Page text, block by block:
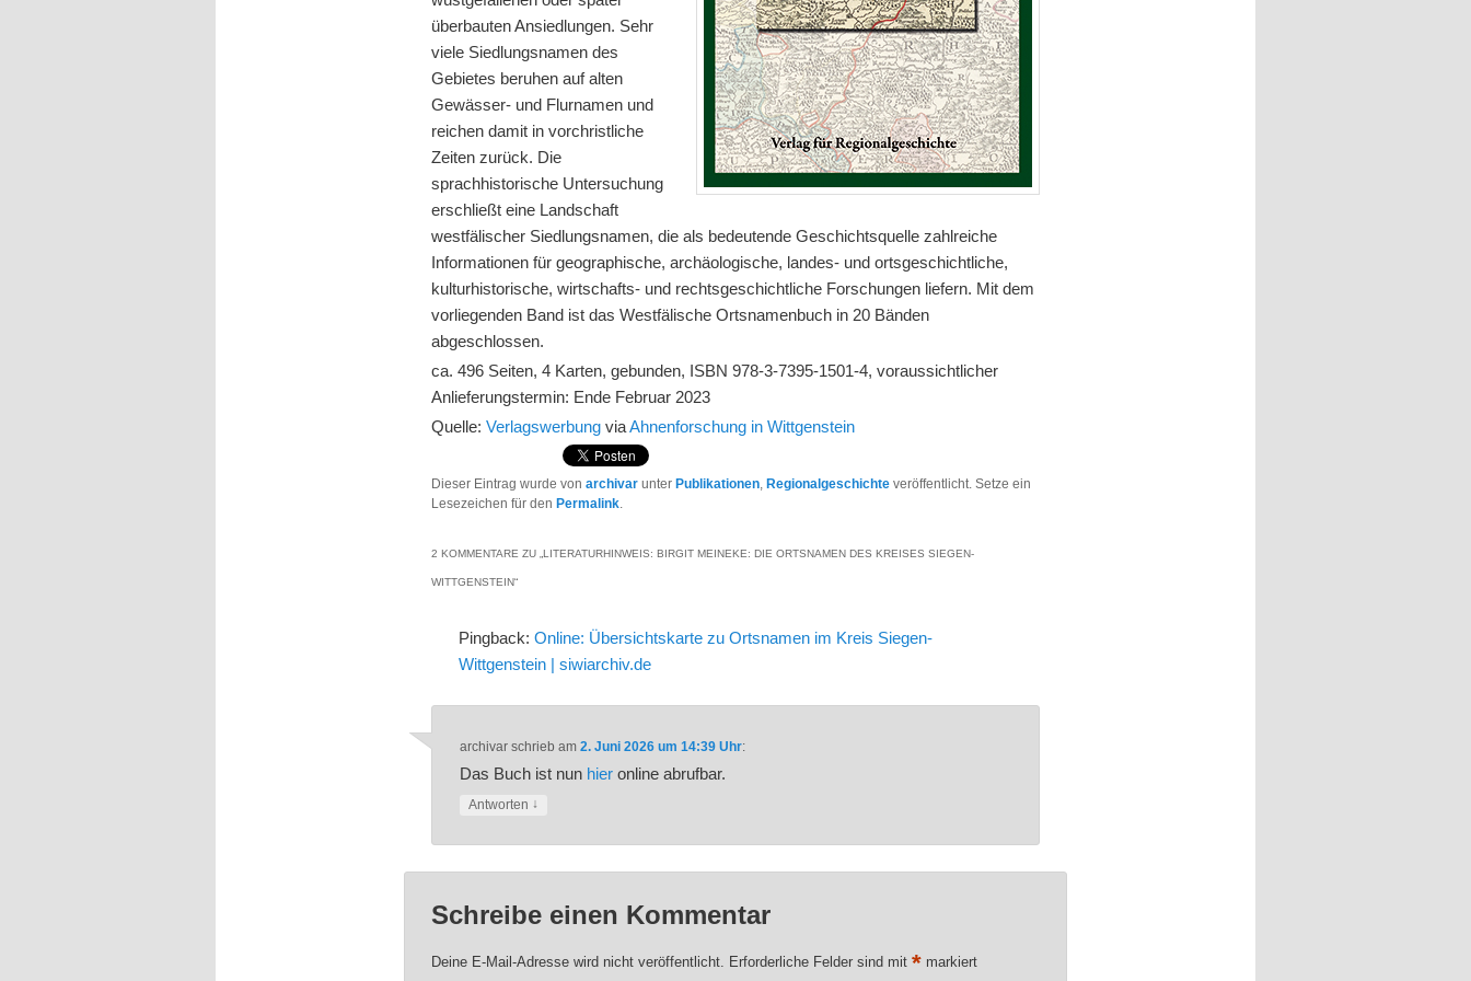
überbauten Ansiedlungen. Sehr
viele Siedlungsnamen des
Gebietes beruhen auf alten
Gewässer- und Flurnamen und
reichen damit in vorchristliche
Zeiten zurück. Die
sprachhistorische Untersuchung
erschließt eine Landschaft
westfälischer Siedlungsnamen, die als bedeutende Geschichtsquelle zahlreiche
Informationen für geographische, archäologische, landes- und ortsgeschichtliche,
kulturhistorische, wirtschafts- und rechtsgeschichtliche Forschungen liefern. Mit dem
vorliegenden Band ist das Westfälische Ortsnamenbuch in 20 Bänden
abgeschlossen.
ca. 496 Seiten, 4 Karten, gebunden, ISBN 978-3-7395-1501-4, voraussichtlicher
Anlieferungstermin: Ende Februar 2023
Quelle:Verlagswerbung viaAhnenforschung in Wittgenstein
Dieser Eintrag wurde vonarchivar unter Publikationen, Regionalgeschichte veröffentlicht. Setze ein
Lesezeichen für den Permalink.
2 KOMMENTARE ZU „LITERATURHINWEIS: BIRGIT MEINEKE: DIE ORTSNAMEN DES KREISES SIEGEN-
WITTGENSTEIN“
Pingback: Online: Übersichtskarte zu Ortsnamen im Kreis Siegen-
Wittgenstein | siwiarchiv.de
archivar schrieb am 2. Juni 2026 um 14:39 Uhr:
Das Buch ist nun hier online abrufbar.
Antworten ↓
Schreibe einen Kommentar
Deine E-Mail-Adresse wird nicht veröffentlicht. Erforderliche Felder sind mit* markiert